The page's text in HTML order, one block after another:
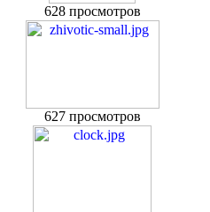
628 просмотров
627 просмотров